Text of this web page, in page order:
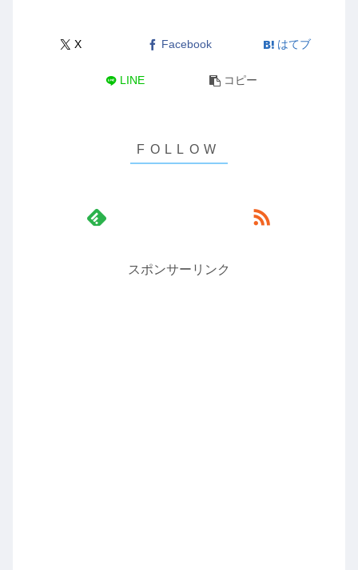
X Facebook はてブ
LINE コピー
スポンサーリンク